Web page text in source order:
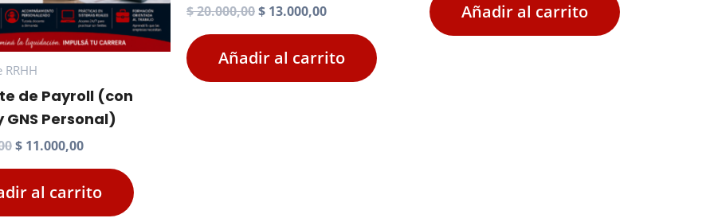
RRHH
de Payroll (con
GNS Personal)
El
era:
$ 11.000,00El
actual
es:
$ 11.000,00.
al carrito
$20.000,00El
era:
$ 13.000,00El
actual
es:
$ 13.000,00.
Añadir al carrito
era:
es:
$ 7.700,00.
Añadir al carrito